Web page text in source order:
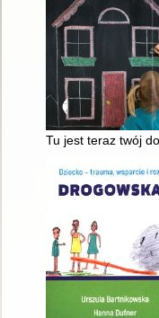
Tu jest teraz twój